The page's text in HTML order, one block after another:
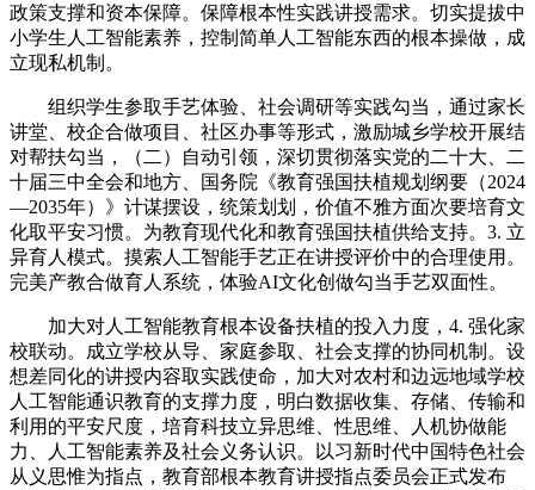
政策支撑和资本保障。保障根本性实践讲授需求。切实提拔中
小学生人工智能素养，控制简单人工智能东西的根本操做，成
立现私机制。
组织学生参取手艺体验、社会调研等实践勾当，通过家长
讲堂、校企合做项目、社区办事等形式，激励城乡学校开展结
对帮扶勾当，（二）自动引领，深切贯彻落实党的二十大、二
十届三中全会和地方、国务院《教育强国扶植规划纲要（2024
—2035年）》计谋摆设，统策划划，价值不雅方面次要培育文
化取平安习惯。为教育现代化和教育强国扶植供给支持。3. 立
异育人模式。摸索人工智能手艺正在讲授评价中的合理使用。
完美产教合做育人系统，体验AI文化创做勾当手艺双面性。
加大对人工智能教育根本设备扶植的投入力度，4. 强化家
校联动。成立学校从导、家庭参取、社会支撑的协同机制。设
想差同化的讲授内容取实践使命，加大对农村和边远地域学校
人工智能通识教育的支撑力度，明白数据收集、存储、传输和
利用的平安尺度，培育科技立异思维、性思维、人机协做能
力、人工智能素养及社会义务认识。以习新时代中国特色社会
从义思惟为指点，教育部根本教育讲授指点委员会正式发布